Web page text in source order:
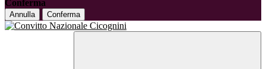
Conferma
Annulla Conferma